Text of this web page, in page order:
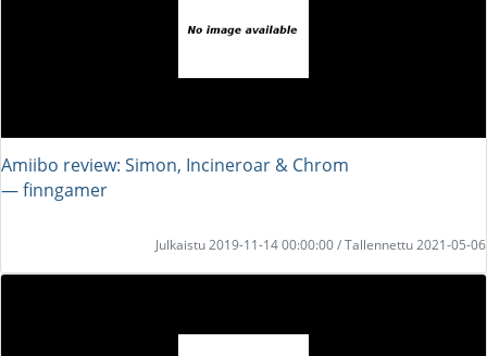
Amiibo review: Simon, Incineroar & Chrom
― finngamer
Julkaistu 2019-11-14 00:00:00 / Tallennettu 2021-05-06